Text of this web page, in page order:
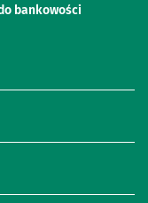
bankowości